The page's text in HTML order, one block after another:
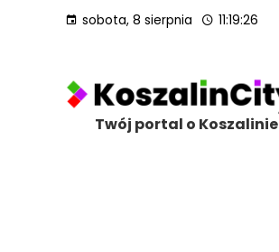
sobota, 8 sierpnia 11:19:28
Twój portal o Koszalinie